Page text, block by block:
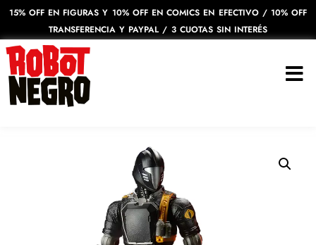
15% OFF EN FIGURAS Y 10% OFF EN COMICS EN EFECTIVO / 10% OFF
TRANSFERENCIA Y PAYPAL / 3 CUOTAS SIN INTERÉS